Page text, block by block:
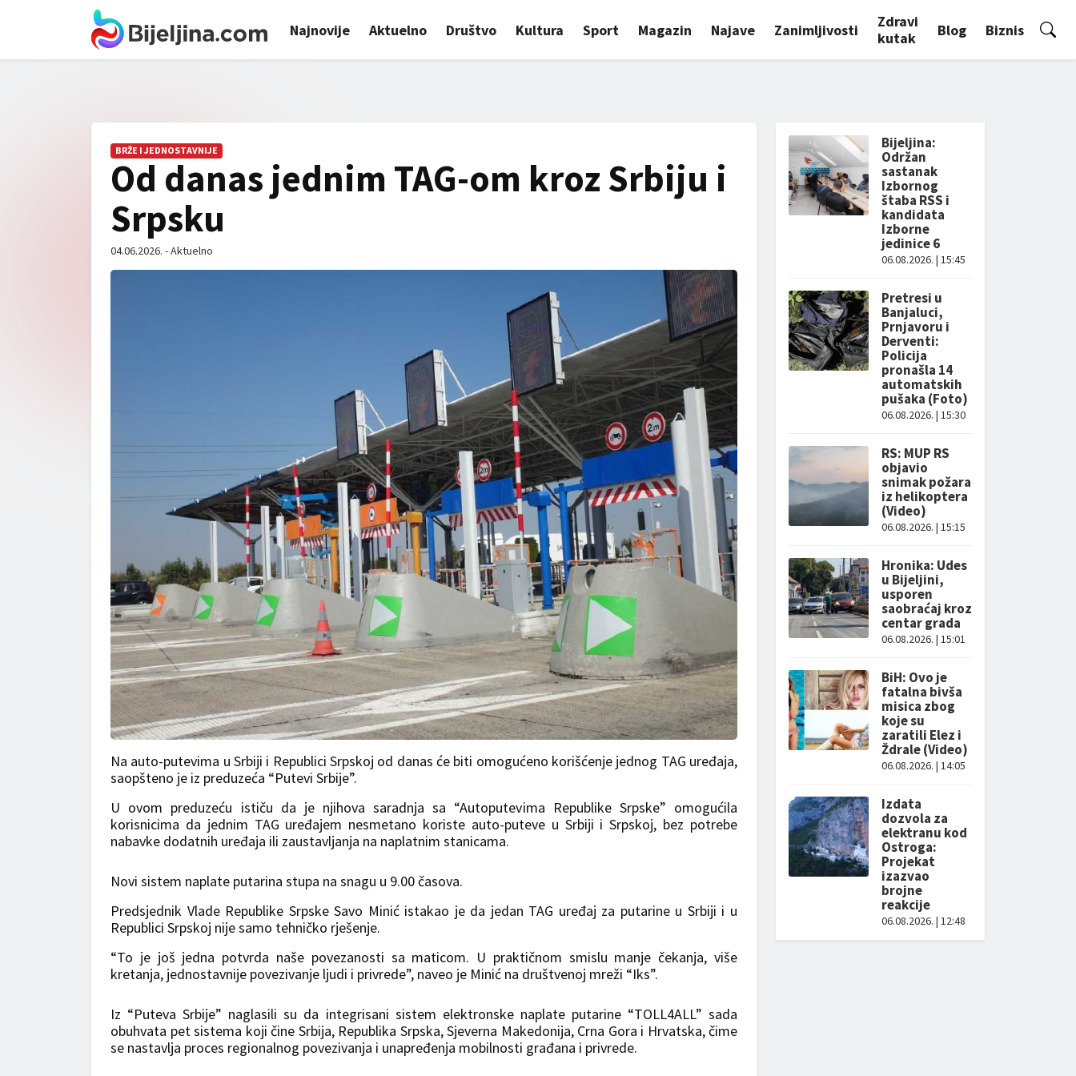
Najnovije Aktuelno Društvo Kultura Sport Magazin Najave Zanimljivosti
Zdravi
kutak
Blog Biznis
BRŽE I JEDNOSTAVNIJE
Od danas jednim TAG-om kroz Srbiju i
Srpsku
04.06.2026. - Aktuelno
Na auto-putevima u Srbiji i Republici Srpskoj od danas će biti omogućeno korišćenje jednog TAG uređaja,
saopšteno je iz preduzeća “Putevi Srbije”.
U ovom preduzeću ističu da je njihova saradnja sa “Autoputevima Republike Srpske” omogućila
korisnicima da jednim TAG uređajem nesmetano koriste auto-puteve u Srbiji i Srpskoj, bez potrebe
nabavke dodatnih uređaja ili zaustavljanja na naplatnim stanicama.
Novi sistem naplate putarina stupa na snagu u 9.00 časova.
Predsjednik Vlade Republike Srpske Savo Minić istakao je da jedan TAG uređaj za putarine u Srbiji i u
Republici Srpskoj nije samo tehničko rješenje.
“To je još jedna potvrda naše povezanosti sa maticom. U praktičnom smislu manje čekanja, više
kretanja, jednostavnije povezivanje ljudi i privrede”, naveo je Minić na društvenoj mreži “Iks”.
Iz “Puteva Srbije” naglasili su da integrisani sistem elektronske naplate putarine “TOLL4ALL” sada
obuhvata pet sistema koji čine Srbija, Republika Srpska, Sjeverna Makedonija, Crna Gora i Hrvatska, čime
se nastavlja proces regionalnog povezivanja i unapređenja mobilnosti građana i privrede.
Bijeljina:
Održan
sastanak
Izbornog
štaba RSS i
kandidata
Izborne
jedinice 6
06.08.2026. | 15:45
Pretresi u
Banjaluci,
Prnjavoru i
Derventi:
Policija
pronašla 14
automatskih
pušaka (Foto)
06.08.2026. | 15:30
RS: MUP RS
objavio
snimak požara
iz helikoptera
(Video)
06.08.2026. | 15:15
Hronika: Udes
u Bijeljini,
usporen
saobraćaj kroz
centar grada
06.08.2026. | 15:01
BiH: Ovo je
fatalna bivša
misica zbog
koje su
zaratili Elez i
Ždrale (Video)
06.08.2026. | 14:05
Izdata
dozvola za
elektranu kod
Ostroga:
Projekat
izazvao
brojne
reakcije
06.08.2026. | 12:48